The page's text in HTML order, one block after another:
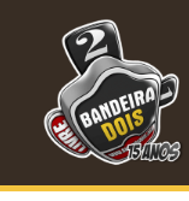
conteúdo